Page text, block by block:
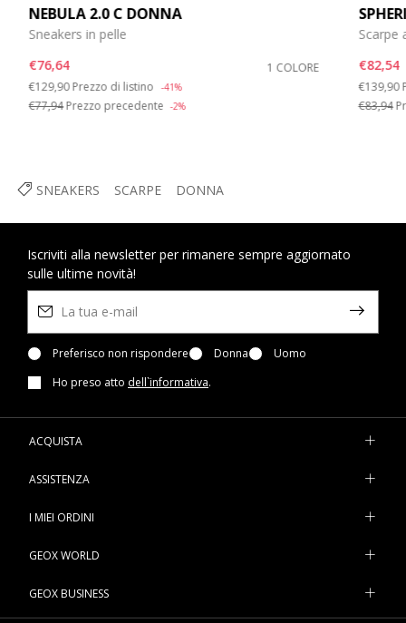
SNEAKERS SCARPE DONNA
NEBULA 2.0 C DONNA
Sneakers in pelle
€76,64
1 COLORE
Price reduced from
€129,90to
Prezzo di listino -41%
€77,94Prezzo precedente -2%
Scarpe
€82,54
Price
€139,90
€83,94
Iscriviti alla newsletter per rimanere sempre aggiornato
sulle ultime novità!
Preferisco non rispondere Donna
Uomo
Ho preso atto dell`informativa.
ACQUISTA
ASSISTENZA
I MIEI ORDINI
GEOX WORLD
GEOX BUSINESS